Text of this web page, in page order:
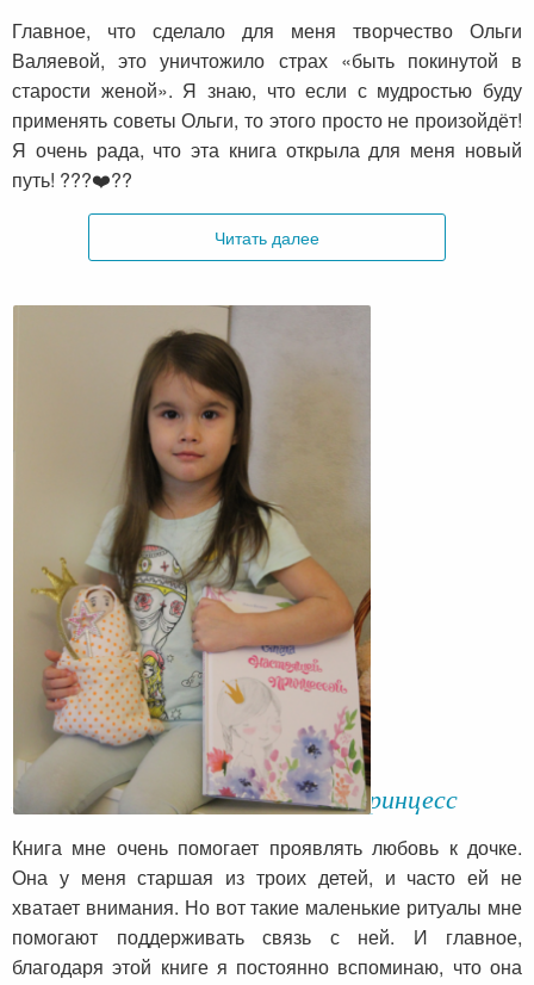
Главное, что сделало для меня творчество Ольги
Валяевой, это уничтожило страх «быть покинутой в
старости женой». Я знаю, что если с мудростью буду
применять советы Ольги, то этого просто не произойдёт!
Я очень рада, что эта книга открыла для меня новый
путь! ???❤️??
Читать далее
Настя с любовью о книге про принцесс
Книга мне очень помогает проявлять любовь к дочке.
Она у меня старшая из троих детей, и часто ей не
хватает внимания. Но вот такие маленькие ритуалы мне
помогают поддерживать связь с ней. И главное,
благодаря этой книге я постоянно вспоминаю, что она